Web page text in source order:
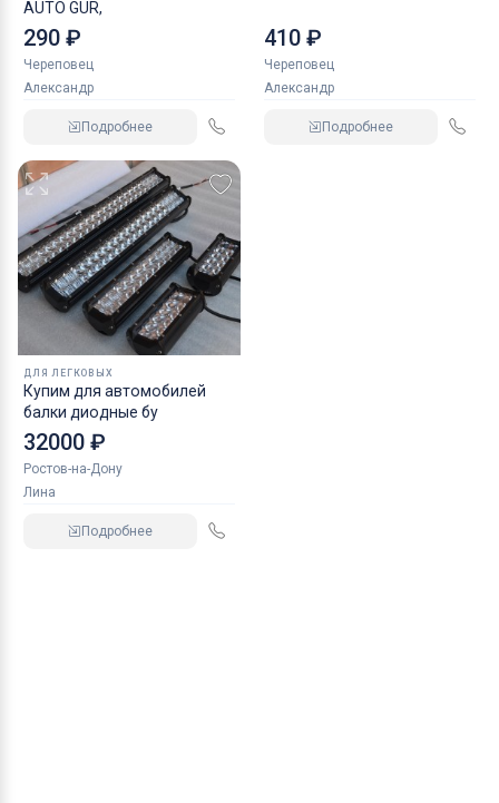
AUTO GUR,
290 ₽
Череповец
Александр
Подробнее
410 ₽
Череповец
Александр
Подробнее
ДЛЯ ЛЕГКОВЫХ
Купим для автомобилей
балки диодные бу
32000 ₽
Ростов-на-Дону
Лина
Подробнее